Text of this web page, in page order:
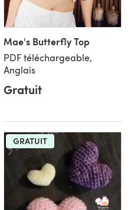
Mae's Butterfly Top
PDF téléchargeable,
Anglais
Gratuit
GRATUIT